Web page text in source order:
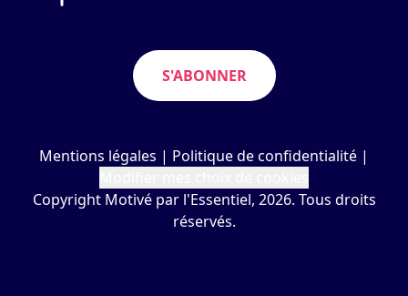
S'ABONNER
Mentions légales | Politique de confidentialité |
Copyright Motivé par l'Essentiel, 2026. Tous droits
réservés.